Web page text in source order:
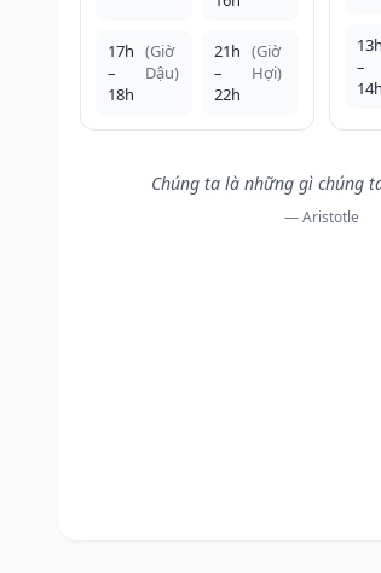
17h
–
18h
(Giờ
Dậu)
21h
–
22h
(Giờ
Hợi)
13h
–
14h
Chúng ta là những gì chúng
— Aristotle